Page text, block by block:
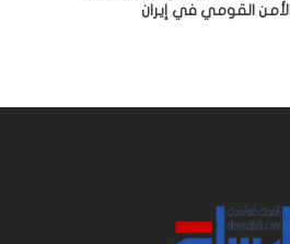
الأمن القومي في إيران